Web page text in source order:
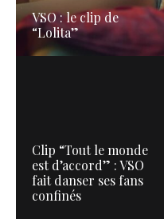
VSO : le clip de
“Lolita”
Clip “Tout le monde
est d’accord” : VSO
fait danser ses fans
confinés